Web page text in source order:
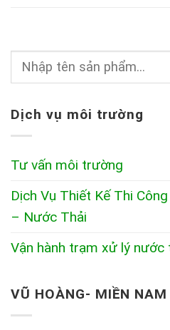
Dịch vụ môi trường
Tư vấn môi trường
Dịch Vụ Thiết Kế Thi
– Nước Thải
Vận hành trạm xử lý nước
VŨ HOÀNG- MIỀN NAM